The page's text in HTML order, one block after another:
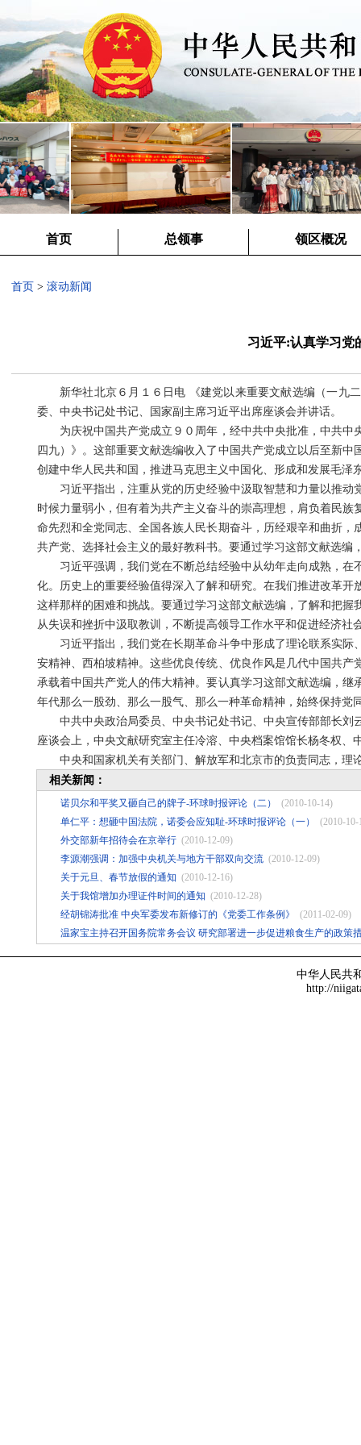
首页 总领事 领区概况
首页 > 滚动新闻
习近平:认真学习党
新华社北京６月１６日电 《建党以来重要文献选编（一九
委、中央书记处书记、国家副主席习近平出席座谈会并讲话。
为庆祝中国共产党成立９０周年，经中共中央批准，中共中
四九）》。这部重要文献选编收入了中国共产党成立以后至新
创建中华人民共和国，推进马克思主义中国化、形成和发展毛泽
习近平指出，注重从党的历史经验中汲取智慧和力量以推动
时候力量弱小，但有着为共产主义奋斗的崇高理想，肩负着民
命先烈和全党同志、全国各族人民长期奋斗，历经艰辛和曲折
共产党、选择社会主义的最好教科书。要通过学习这部文献选编
习近平强调，我们党在不断总结经验中从幼年走向成熟，在
化。历史上的重要经验值得深入了解和研究。在我们推进改革
这样那样的困难和挑战。要通过学习这部文献选编，了解和把
从失误和挫折中汲取教训，不断提高领导工作水平和促进经济社
习近平指出，我们党在长期革命斗争中形成了理论联系实际
安精神、西柏坡精神。这些优良传统、优良作风是几代中国共
承载着中国共产党人的伟大精神。要认真学习这部文献选编，
年代那么一股劲、那么一股气、那么一种革命精神，始终保持
中共中央政治局委员、中央书记处书记、中央宣传部部长刘
座谈会上，中央文献研究室主任冷溶、中央档案馆馆长杨冬权
中央和国家机关有关部门、解放军和北京市的负责同志，理
相关新闻：
诺贝尔和平奖又砸自己的牌子-环球时报评论（二）
(2010-10-14)
单仁平：想砸中国法院，诺委会应知耻-环球时报评论（一）
(2010-10-
外交部新年招待会在京举行 (2010-12-09)
李源潮强调：加强中央机关与地方干部双向交流 (2010-12-09)
关于元旦、春节放假的通知 (2010-12-16)
关于我馆增加办理证件时间的通知 (2010-12-28)
经胡锦涛批准 中央军委发布新修订的《党委工作条例》
(2011-02-09)
温家宝主持召开国务院常务会议 研究部署进一步促进粮食生产的政策
中华人民共
http://